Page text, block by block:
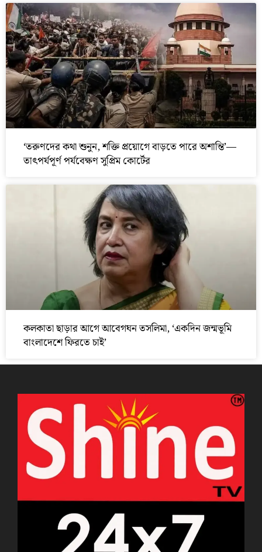
‘তরুণদের কথা শুনুন, শক্তি প্রয়োগে বাড়তে পারে অশান্তি’—
তাৎপর্যপূর্ণ পর্যবেক্ষণ সুপ্রিম কোর্টের
কলকাতা ছাড়ার আগে আবেগঘন তসলিমা, ‘একদিন জন্মভূমি
বাংলাদেশে ফিরতে চাই’